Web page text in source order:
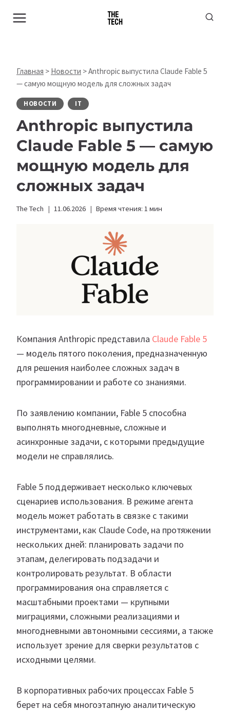
Главная > Новости >Anthropic выпустила Claude Fable 5
— самую мощную модель для сложных задач
НОВОСТИ IT
Anthropic выпустила
Claude Fable 5 — самую
мощную модель для
сложных задач
The Tech 11.06.2026 Время чтения: 1 мин
Компания Anthropic представила Claude Fable 5
— модель пятого поколения, предназначенную
для решения наиболее сложных задач в
программировании и работе со знаниями.
По заявлению компании, Fable 5 способна
выполнять многодневные, сложные и
асинхронные задачи, с которыми предыдущие
модели не справлялись.
Fable 5 поддерживает несколько ключевых
сценариев использования. В режиме агента
модель может работать в связке с такими
инструментами, как Claude Code, на протяжении
нескольких дней: планировать задачи по
этапам, делегировать подзадачи и
контролировать результат. В области
программирования она справляется с
масштабными проектами — крупными
миграциями, сложными реализациями и
многодневными автономными сессиями, а также
использует зрение для сверки результатов с
исходными целями.
В корпоративных рабочих процессах Fable 5
берет на себя многоэтапную аналитическую